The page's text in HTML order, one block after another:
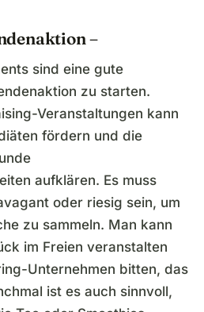
–
sind eine gute
zu starten.
Veranstaltungen kann
fördern und die
aufklären. Es muss
oder riesig sein, um
zu sammeln. Man kann
im Freien veranstalten
Unternehmen bitten, das
ist es auch sinnvoll,